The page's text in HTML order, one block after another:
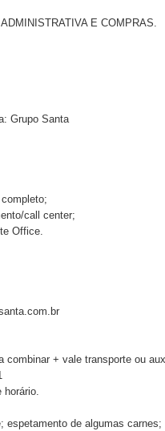
E COMPRAS.
Grupo Santa
call center;
Office.
+ vale transporte ou
horário.
espetamento de algumas